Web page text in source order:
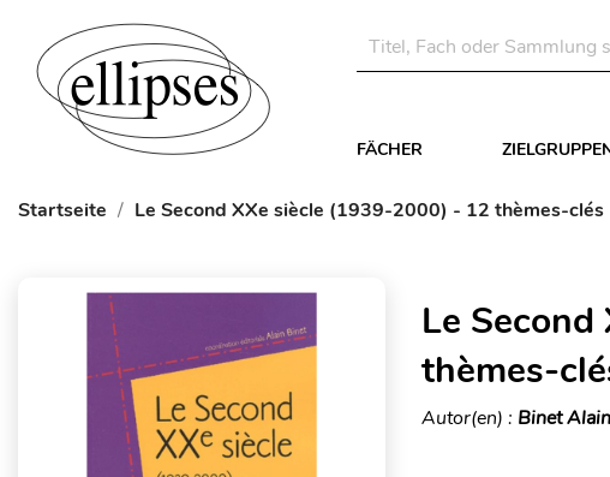
FÄCHER
Startseite Le Second XXe siècle (1939-2000) - 12 thèmes-clés
Le
thèmes-
Autor(en) : Binet Alain